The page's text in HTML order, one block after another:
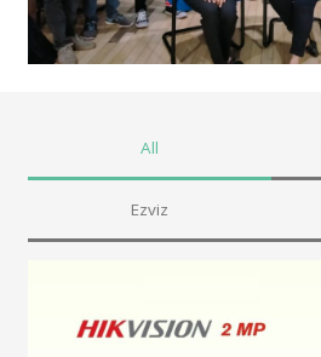
All
Ezviz